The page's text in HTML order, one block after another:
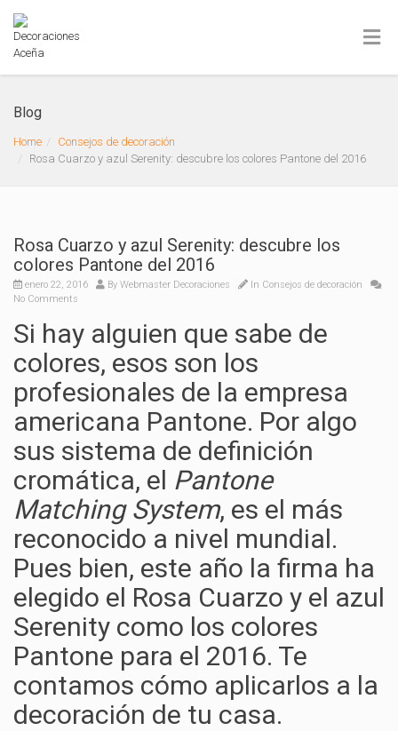
Blog
Home
Consejos de decoración
Rosa Cuarzo y azul Serenity: descubre los colores Pantone del 2016
Rosa Cuarzo y azul Serenity: descubre los
colores Pantone del 2016
enero 22, 2016 By Webmaster Decoraciones In Consejos de decoración
No Comments
Si hay alguien que sabe de
colores, esos son los
profesionales de la empresa
americana Pantone. Por algo
sus sistema de definición
cromática, el Pantone
Matching System, es el más
reconocido a nivel mundial.
Pues bien, este año la firma ha
elegido el Rosa Cuarzo y el azul
Serenity como los colores
Pantone para el 2016. Te
contamos cómo aplicarlos a la
decoración de tu casa.